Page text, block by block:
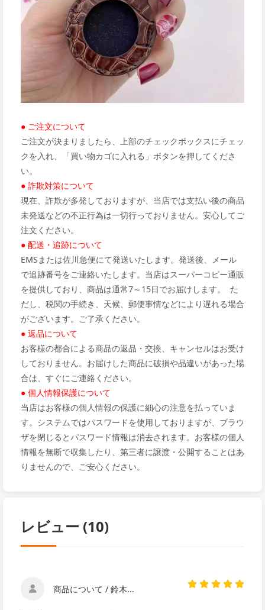
● ご注文について
ご注文が決まりましたら、上部のチェックボックスにチェッ
クを入れ、「買い物カゴに入れる」ボタンを押してくださ
い。
● 詐欺対策について
現在、詐欺が多発しておりますが、当店では支払い後の商品
未発送などの不正行為は一切行っておりません。安心してご
注文ください。
● 配送・追跡について
EMSまたは佐川急便にて発送いたします。発送後、メール
で追跡番号をご連絡いたします。当店はスーパーコピー通販
を提供しており、商品は通常7～15日でお届けします。 た
だし、税関の手続き、天候、郵便事情などにより遅れる場合
がございます。ご了承ください。
● 返品について
お客様の都合による商品の返品・交換、キャンセルはお受け
しておりません。お届けした商品に破損や品違いがあった場
合は、すぐにご連絡ください。
● 個人情報保護について
当店はお客様の個人情報の保護に細心の注意を払っていま
す。システムではパスワードを使用しておりますが、ブラウ
ザを閉じるとパスワード情報は消去されます。お客様の個人
情報を無断で収集したり、第三者に譲渡・公開することはあ
りませんので、ご安心ください。
レビュー (10)
商品について / 鈴木...